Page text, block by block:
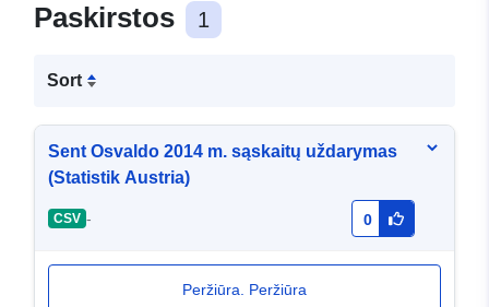
Paskirstos 1
Sort
Sent Osvaldo 2014 m. sąskaitų uždarymas
(Statistik Austria)
CSV - 0
Peržiūra. Peržiūra